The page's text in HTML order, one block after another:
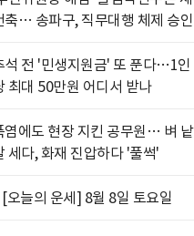
축… 송파구, 직무대행 체제 승인
석 전 '민생지원금' 또 푼다…1인
최대 50만원 어디서 받나
염에도 현장 지킨 공무원… 벼 낱
세다, 화재 진압하다 '풀썩'
[오늘의 운세] 8월 8일 토요일